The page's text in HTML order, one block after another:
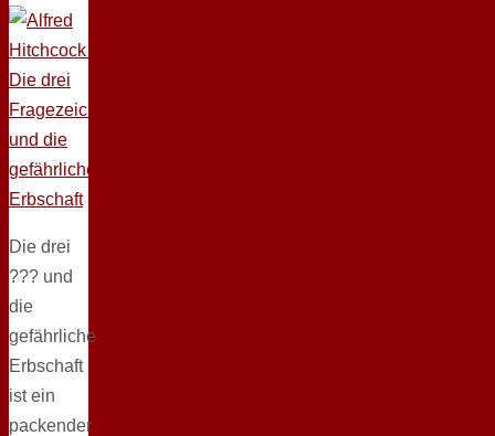
Die drei
??? und
die
gefährliche
Erbschaft
ist ein
packender